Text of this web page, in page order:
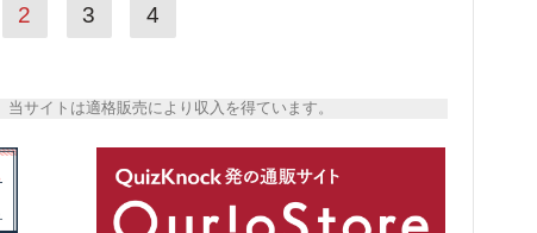
2 3 4
サイトは適格販売により収入を得ています。